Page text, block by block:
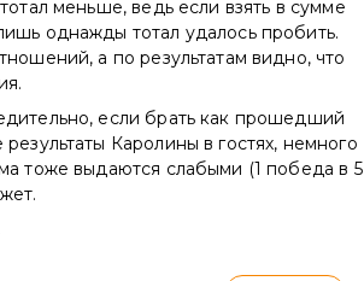
меньше, ведь если взять в сумме
однажды тотал удалось пробить.
а по результатам видно, что
если брать как прошедший
Каролины в гостях, немного
тоже выдаются слабыми (1 победа в 5